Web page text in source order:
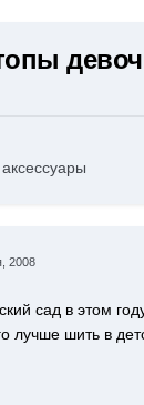
2008
сад в этом
лучше шить в